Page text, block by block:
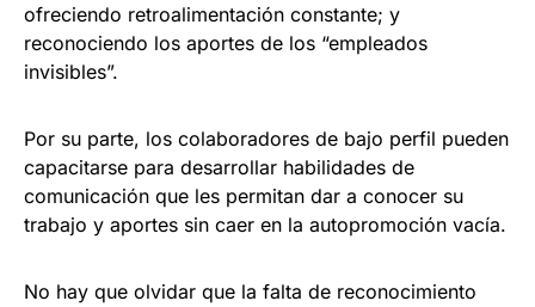
ofreciendo retroalimentación constante; y
reconociendo los aportes de los “empleados
invisibles”.
Por su parte, los colaboradores de bajo perfil pueden
capacitarse para desarrollar habilidades de
comunicación que les permitan dar a conocer su
trabajo y aportes sin caer en la autopromoción vacía.
No hay que olvidar que la falta de reconocimiento